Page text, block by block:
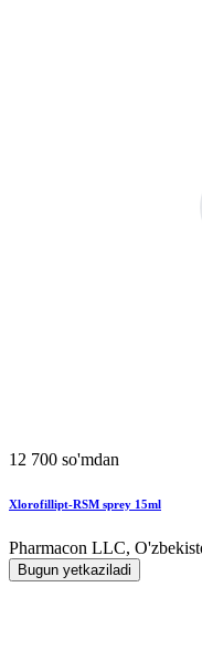
12 700 so'mdan
Xlorofillipt-RSM sprey 15ml
Pharmacon LLC,
Bugun yetkaziladi